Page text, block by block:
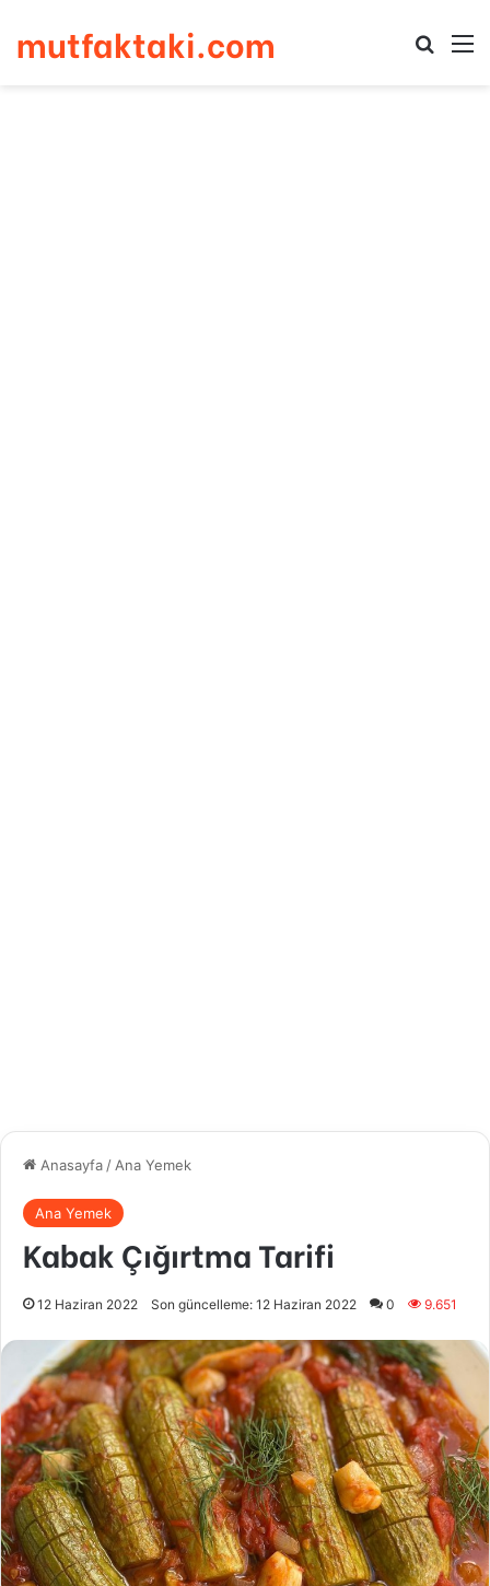
mutfaktaki.com
Anasayfa / Ana Yemek
Ana Yemek
Kabak Çığırtma Tarifi
12 Haziran 2022 Son güncelleme: 12 Haziran 2022 0 9.651